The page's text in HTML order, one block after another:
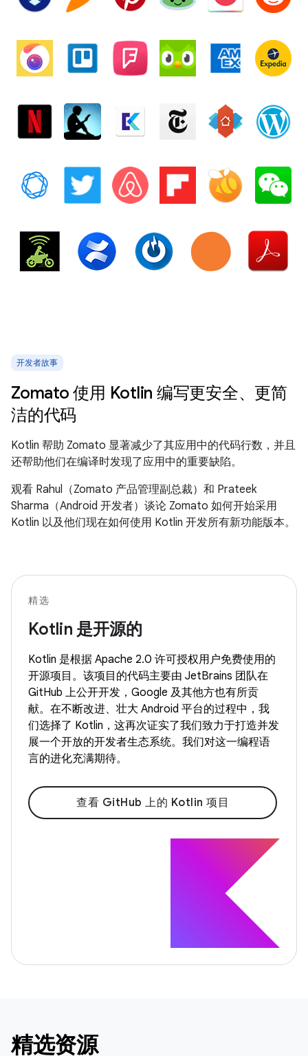
开发者故事
Zomato 使用 Kotlin 编写更安全、更简
洁的代码
Kotlin 帮助 Zomato 显著减少了其应用中的代码行数，并且
还帮助他们在编译时发现了应用中的重要缺陷。
观看 Rahul（Zomato 产品管理副总裁）和 Prateek
Sharma（Android 开发者）谈论 Zomato 如何开始采用
Kotlin 以及他们现在如何使用 Kotlin 开发所有新功能版本。
精选
Kotlin 是开源的
Kotlin 是根据 Apache 2.0 许可授权用户免费使用的
开源项目。该项目的代码主要由 JetBrains 团队在
GitHub 上公开开发，Google 及其他方也有所贡
献。在不断改进、壮大 Android 平台的过程中，我
们选择了 Kotlin，这再次证实了我们致力于打造并发
展一个开放的开发者生态系统。我们对这一编程语
言的进化充满期待。
查看 GitHub 上的 Kotlin 项目
精选资源